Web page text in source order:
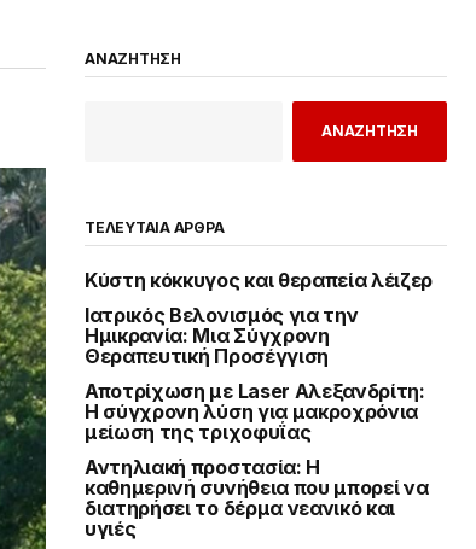
ΑΝΑΖΗΤΗΣΗ
ΑΝΑΖΗΤΗΣΗ
ΤΕΛΕΥΤΑΙΑ ΑΡΘΡΑ
Κύστη κόκκυγος και θεραπεία λέιζερ
Ιατρικός Βελονισμός για την
Ημικρανία: Μια Σύγχρονη
Θεραπευτική Προσέγγιση
Αποτρίχωση με Laser Αλεξανδρίτη:
Η σύγχρονη λύση για μακροχρόνια
μείωση της τριχοφυΐας
Αντηλιακή προστασία: Η
καθημερινή συνήθεια που μπορεί να
διατηρήσει το δέρμα νεανικό και
υγιές